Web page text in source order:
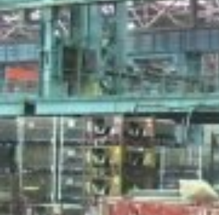
Когда аренды крана недостаточно
Портальная система — комплект из четырех самоходных
гидравлических подъемников — может быть
альтернативой крану. При этом в одних такелажных
проектах выгоднее использовать краны, а в других —
порталы. Рассказываем про особенности автокрана и
порталов.